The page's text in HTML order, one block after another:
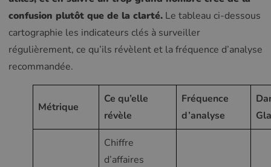
confusion plutôt que de la clarté. Le tableau ci-dessous
cartographie les indicateurs clés à surveiller
régulièrement, ce qu’ils révèlent et la fréquence d’analyse
recommandée.
Métrique
Ce qu’elle
révèle
Fréquence
d’analyse
Chiffre
d’affaires